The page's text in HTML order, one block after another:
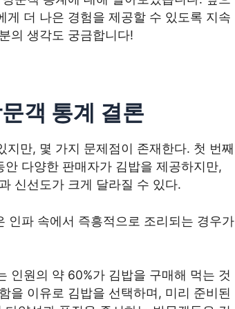
더 나은 경험을 제공할 수 있도록 지속
의 생각도 궁금합니다!
객 통계 결론
만, 몇 가지 문제점이 존재한다. 첫 번째
다양한 판매자가 김밥을 제공하지만,
신선도가 크게 달라질 수 있다.
인파 속에서 즉흥적으로 조리되는 경우가
인원의 약 60%가 김밥을 구매해 먹는 것
을 이유로 김밥을 선택하며, 미리 준비된